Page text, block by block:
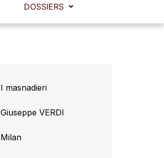
DOSSIERS
I masnadieri
Giuseppe VERDI
Milan